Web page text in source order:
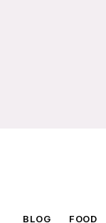
BLOG FOOD